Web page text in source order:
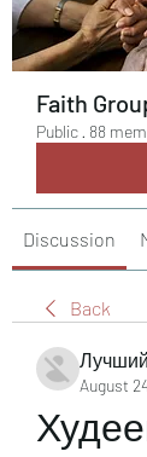
Faith
Public · 88
Discussion
Back
Лучший
August